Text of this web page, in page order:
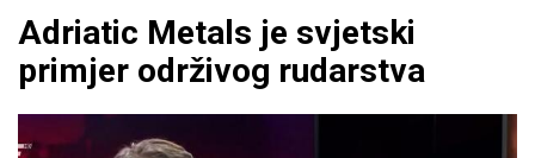
Adriatic Metals je svjetski
primjer održivog rudarstva